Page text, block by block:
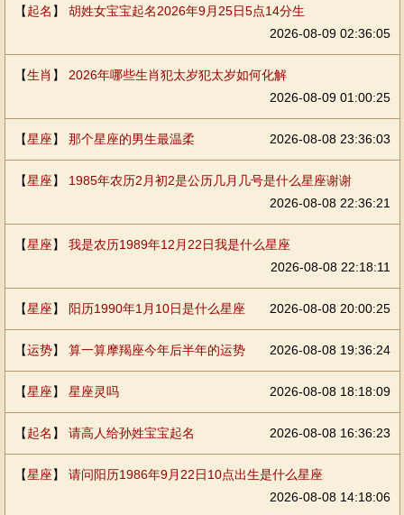
【起名 】 胡姓女宝宝起名2026年9月25日5点14分生
2026-08-09 02:36:05
【生肖 】 2026年哪些生肖犯太岁犯太岁如何化解
2026-08-09 01:00:25
【星座】 那个星座的男生最温柔 2026-08-08 23:36:03
【星座】 1985年农历2月初2是公历几月几号是什么星座谢谢
2026-08-08 22:36:21
【星座】 我是农历1989年12月22日我是什么星座
2026-08-08 22:18:11
【星座】 阳历1990年1月10日是什么星座 2026-08-08 20:00:25
【运势】 算一算摩羯座今年后半年的运势 2026-08-08 19:36:24
【星座】 星座灵吗 2026-08-08 18:18:09
【起名 】 请高人给孙姓宝宝起名 2026-08-08 16:36:23
【星座】 请问阳历1986年9月22日10点出生是什么星座
2026-08-08 14:18:06